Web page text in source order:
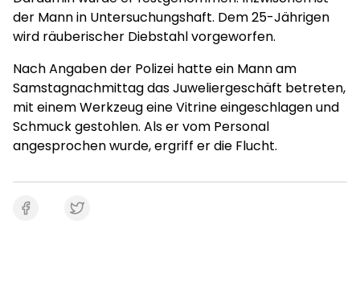
der Mann in Untersuchungshaft. Dem 25-Jährigen
wird räuberischer Diebstahl vorgeworfen.
Nach Angaben der Polizei hatte ein Mann am
Samstagnachmittag das Juweliergeschäft betreten,
mit einem Werkzeug eine Vitrine eingeschlagen und
Schmuck gestohlen. Als er vom Personal
angesprochen wurde, ergriff er die Flucht.